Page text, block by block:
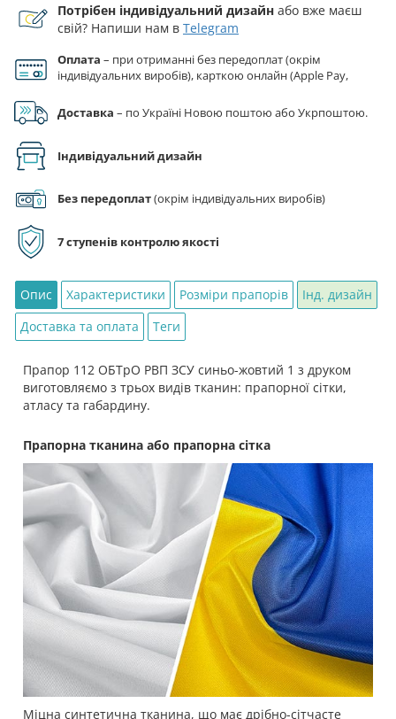
ОБТрО
РВП
синьо-
1
Потрібен індивідуальний дизайн або вже маєш
свій? Напиши нам в Telegram
Оплата – при отриманні без передоплат (окрім
індивідуальних виробів), карткою онлайн (Apple Pay,
Доставка – по Україні Новою поштою або Укрпоштою.
Індивідуальний дизайн
Без передоплат(окрім індивідуальних виробів)
7 ступенів контролю якості
Опис Характеристики Розміри прапорів
Інд. дизайн
Доставка та оплата
Теги
Прапор 112 ОБТрО РВП ЗСУ синьо-жовтий 1 з друком
виготовляємо з трьох видів тканин: прапорної сітки,
атласу та габардину.
Прапорна тканина або прапорна сітка
Міцна синтетична тканина, що має дрібно-сітчасте